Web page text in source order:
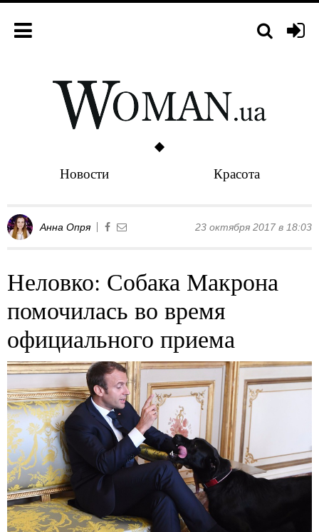
Новости Красота
Анна Опря 23 октября 2017 в 18:03
Неловко: Собака Макрона
помочилась во время
официального приема